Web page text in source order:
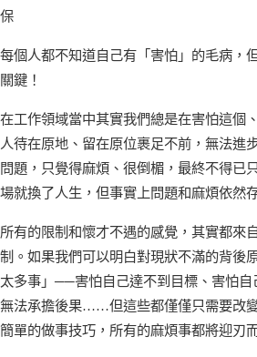
保
每個人都不知道自己有「害怕」的毛病，
關鍵！
在工作領域當中其實我們總是在害怕這個
人待在原地、留在原位裹足不前，無法進
問題，只覺得麻煩、很倒楣，最終不得已
場就換了人生，但事實上問題和麻煩依然
所有的限制和懷才不遇的感覺，其實都來
制。如果我們可以明白對現狀不滿的背後
太多事」──害怕自己達不到目標、害怕自
無法承擔後果……但這些都僅僅只需要改
簡單的做事技巧，所有的麻煩事都將迎刃